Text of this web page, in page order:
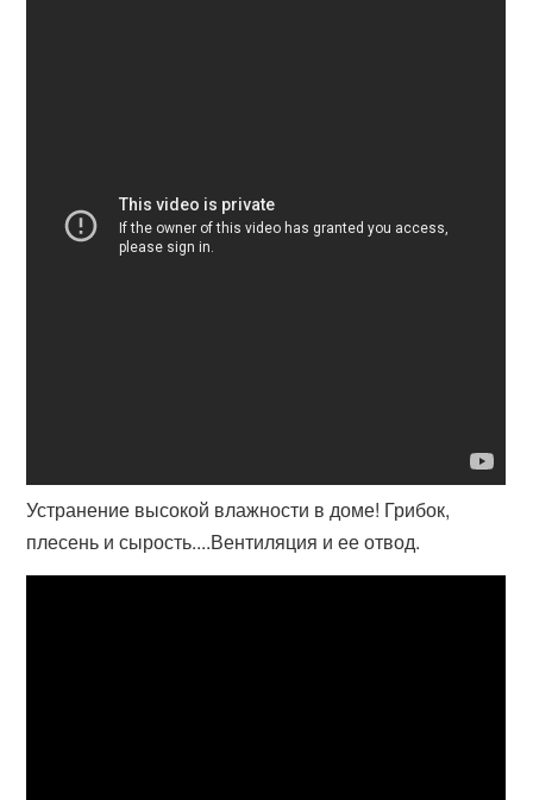
Устранение высокой влажности в доме! Грибок,
плесень и сырость....Вентиляция и ее отвод.